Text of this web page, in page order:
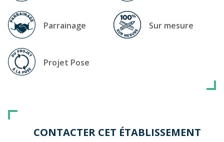
Parrainage Sur mesure
Projet Pose
CONTACTER CET ÉTABLISSEMENT